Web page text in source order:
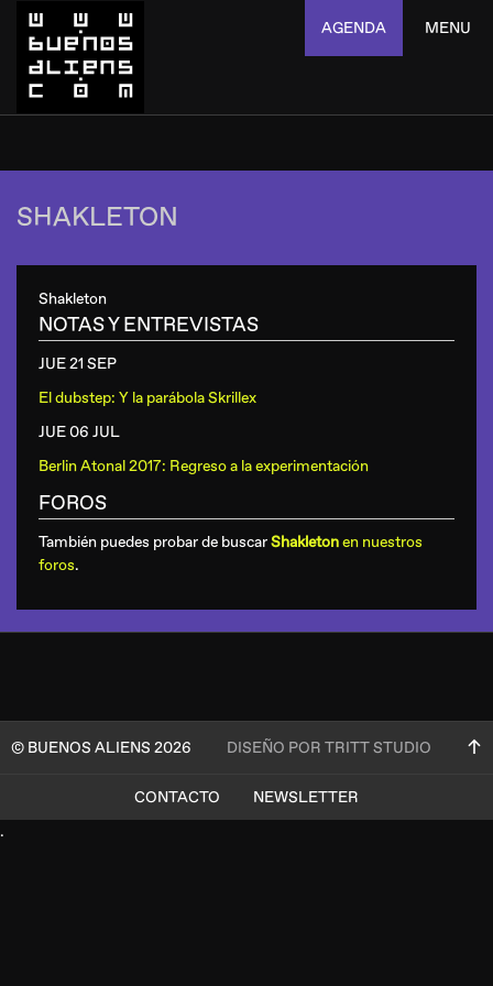
AGENDA MENU
SHAKLETON
Shakleton
NOTAS Y ENTREVISTAS
JUE 21 SEP
El dubstep: Y la parábola Skrillex
JUE 06 JUL
Berlin Atonal 2017: Regreso a la experimentación
FOROS
También puedes probar de buscarShakletonen nuestros
foros.
© BUENOS ALIENS 2026 DISEÑO POR TRITT STUDIO
CONTACTO
NEWSLETTER
.